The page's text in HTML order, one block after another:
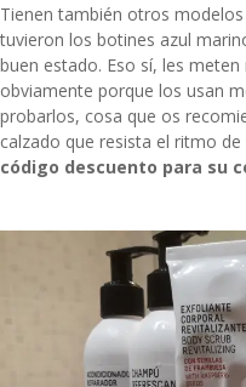
Tienen también otros
tuvieron los botines azul
buen estado. Eso sí, les
obviamente porque los usan
probarlos, cosa que os
calzado que resista el ritmo
código descuento para su